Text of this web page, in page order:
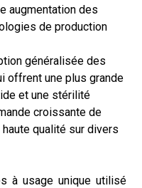
augmentation des
de production
généralisée des
offrent une plus grande
et une stérilité
croissante de
qualité sur divers
à usage unique utilisé